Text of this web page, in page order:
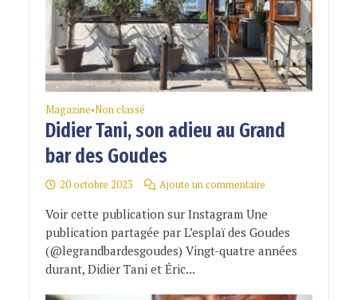
Magazine•Non classé
Didier Tani, son adieu au Grand
bar des Goudes
20 octobre 2023 Ajoute un commentaire
Voir cette publication sur Instagram Une
publication partagée par L’esplaï des Goudes
(@legrandbardesgoudes) Vingt-quatre années
durant, Didier Tani et Éric...